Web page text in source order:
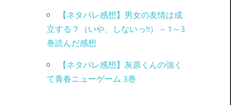
【ネタバレ感想】男女の友情は成
立する？（いや、しないっ!!） – 1～3
巻読んだ感想
【ネタバレ感想】灰原くんの強く
て青春ニューゲーム 3巻